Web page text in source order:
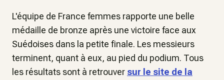
L'équipe de France femmes rapporte une belle
médaille de bronze après une victoire face aux
Suédoises dans la petite finale. Les messieurs
terminent, quant à eux, au pied du podium. Tous
les résultats sont à retrouver sur le site de la